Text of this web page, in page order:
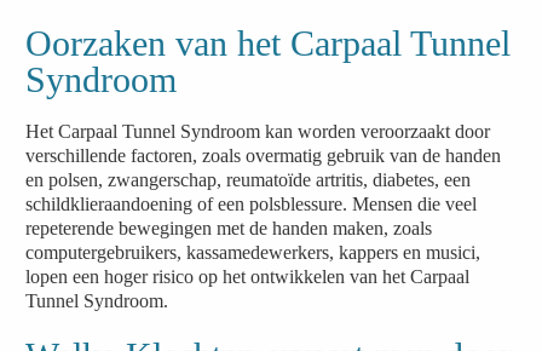
Oorzaken van het Carpaal Tunnel
Syndroom
Het Carpaal Tunnel Syndroom kan worden veroorzaakt door
verschillende factoren, zoals overmatig gebruik van de handen
en polsen, zwangerschap, reumatoïde artritis, diabetes, een
schildklieraandoening of een polsblessure. Mensen die veel
repeterende bewegingen met de handen maken, zoals
computergebruikers, kassamedewerkers, kappers en musici,
lopen een hoger risico op het ontwikkelen van het Carpaal
Tunnel Syndroom.